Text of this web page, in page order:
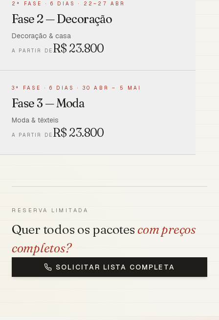
2ª FASE · 6 DIAS · 22–27 ABR
Fase 2 — Decoração
Decoração & casa
A PARTIR DE R$ 23.800
3ª FASE · 6 DIAS · 30 ABR – 5 MAI
Fase 3 — Moda
Moda & têxteis
A PARTIR DE R$ 23.800
RESERVA LIMITADA
Quer todos os pacotescom preços
completos?
SOLICITAR LISTA COMPLETA